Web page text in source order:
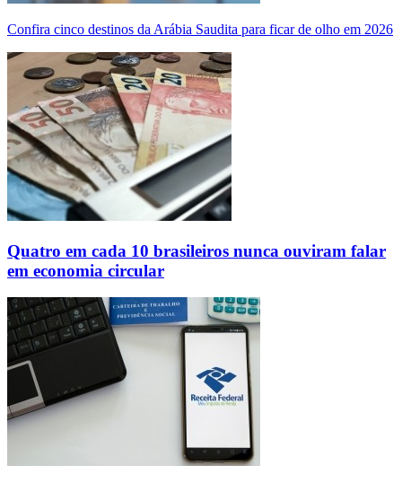
Confira cinco destinos da Arábia Saudita para ficar de olho em 2026
Quatro em cada 10 brasileiros nunca ouviram falar
em economia circular